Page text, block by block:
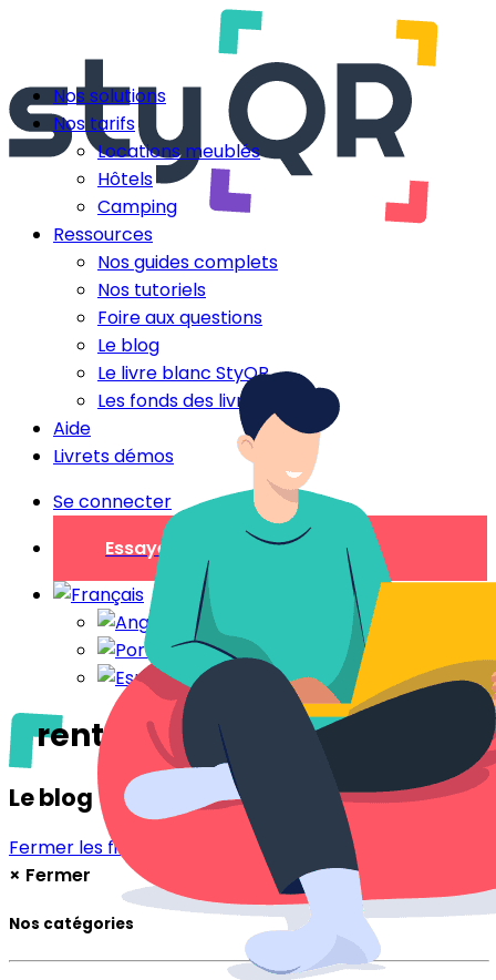
Nos solutions
Nos tarifs
Locations meublés
Hôtels
Camping
Ressources
Nos guides complets
Nos tutoriels
Foire aux questions
Le blog
Le livre blanc StyQR
Les fonds des livrets
Aide
Livrets démos
Se connecter
Essayer gratuitement
rentrée
Le blog
Fermer les filtres
× Fermer
Nos catégories